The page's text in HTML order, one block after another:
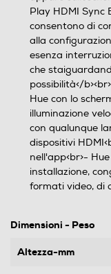
Play HDMI Sync
consentono di
alla
esenza
che
possibilità</
Hue con lo
illuminazione
con qualunque
dispositivi
nell'app<br>-
installazione,
formati video, di
Dimensioni - Peso
Altezza-mm